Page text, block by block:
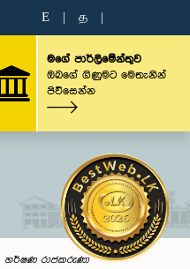
E த
මගේ පාර්ලිමේන්තුව
ඔබගේ ගිණුමට මෙතැනින්
පිවිසෙන්න
හර්ෂණ රාජකරුණා